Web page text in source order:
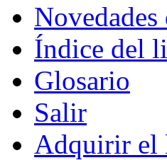
Índice del
Glosario
Salir
Adquirir el